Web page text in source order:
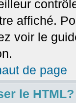
affiché.
voir le
de page
le HTML?